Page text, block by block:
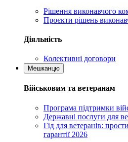
Рішення виконавчого
Проєкти рішень
Діяльність
Колективні договори
Мешканцю
Військовим та ветеранам
Програма підтримки
Державні послуги для
Гід для ветеранів:
гарантії 2026